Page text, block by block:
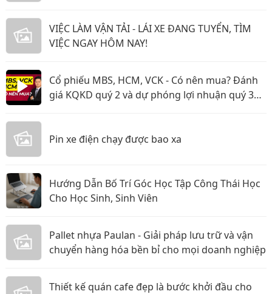
VIỆC LÀM VẬN TẢI - LÁI XE ĐANG TUYỂN, TÌM
VIỆC NGAY HÔM NAY!
Cổ phiếu MBS, HCM, VCK - Có nên mua? Đánh
giá KQKD quý 2 và dự phóng lợi nhuận quý 3
Pin xe điện chạy được bao xa
Hướng Dẫn Bố Trí Góc Học Tập Công Thái Học
Cho Học Sinh, Sinh Viên
Pallet nhựa Paulan - Giải pháp lưu trữ và vận
chuyển hàng hóa bền bỉ cho mọi doanh nghiệp
Thiết kế quán cafe đẹp là bước khởi đầu cho